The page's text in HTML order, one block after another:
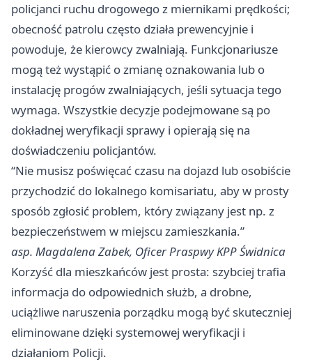
policjanci ruchu drogowego z miernikami prędkości;
obecność patrolu często działa prewencyjnie i
powoduje, że kierowcy zwalniają. Funkcjonariusze
mogą też wystąpić o zmianę oznakowania lub o
instalację progów zwalniających, jeśli sytuacja tego
wymaga. Wszystkie decyzje podejmowane są po
dokładnej weryfikacji sprawy i opierają się na
doświadczeniu policjantów.
“Nie musisz poświęcać czasu na dojazd lub osobiście
przychodzić do lokalnego komisariatu, aby w prosty
sposób zgłosić problem, który związany jest np. z
bezpieczeństwem w miejscu zamieszkania.”
asp. Magdalena Zabek, Oficer Praspwy KPP Świdnica
Korzyść dla mieszkańców jest prosta: szybciej trafia
informacja do odpowiednich służb, a drobne,
uciążliwe naruszenia porządku mogą być skuteczniej
eliminowane dzięki systemowej weryfikacji i
działaniom Policji.